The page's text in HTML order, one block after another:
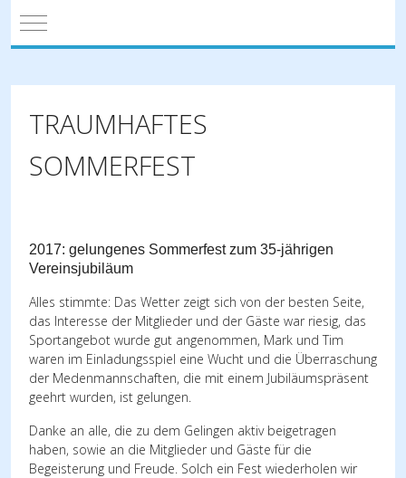
Mobile Menu Toggle
TRAUMHAFTES
SOMMERFEST
2017: gelungenes Sommerfest zum 35-jährigen
Vereinsjubiläum
Alles stimmte: Das Wetter zeigt sich von der besten Seite,
das Interesse der Mitglieder und der Gäste war riesig, das
Sportangebot wurde gut angenommen, Mark und Tim
waren im Einladungsspiel eine Wucht und die Überraschung
der Medenmannschaften, die mit einem Jubiläumspräsent
geehrt wurden, ist gelungen.
Danke an alle, die zu dem Gelingen aktiv beigetragen
haben, sowie an die Mitglieder und Gäste für die
Begeisterung und Freude. Solch ein Fest wiederholen wir